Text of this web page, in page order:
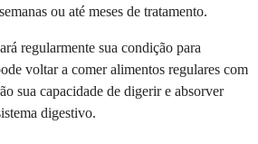
ou até meses de tratamento.
regularmente sua condição para
voltar a comer alimentos regulares com
sua capacidade de digerir e absorver
digestivo.